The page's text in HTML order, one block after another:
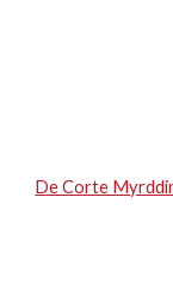
De Corte